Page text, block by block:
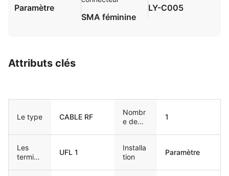
Paramètre
SMA féminine
LY-C005
Attributs clés
Le type CABLE RF
Nombr
e de
1
Les
termina
UFL 1
Installa
tion
Paramètre